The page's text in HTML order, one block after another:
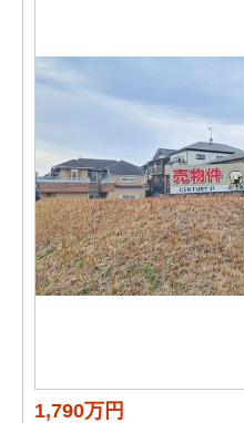
1,790万円